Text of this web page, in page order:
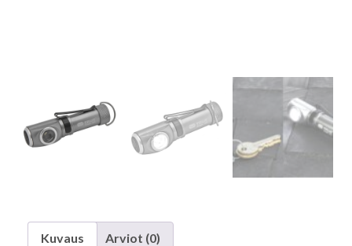
Kuvaus Arviot (0)